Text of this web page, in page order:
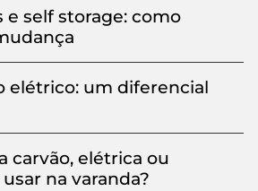
e self storage: como
elétrico: um diferencial
carvão, elétrica ou
na varanda?